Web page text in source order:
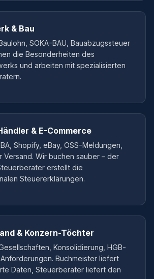
& Bau
SOKA-BAU, Bauabzugssteuer
die Besonderheiten des
und arbeiten mit spezialisierten
& E-Commerce
Shopify, eBay, OSS-Meldungen,
Versand. Wir buchen sauber – der
erstellt die
Steuererklärungen.
& Konzern-Töchter
Konsolidierung, HGB-
Buchmeister liefert
Daten, Steuerberater liefert den